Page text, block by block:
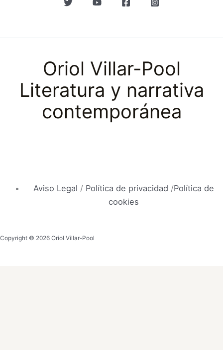
Oriol Villar-Pool
Literatura y narrativa
contemporánea
Aviso Legal / Política de privacidad /Política de
cookies
Copyright © 2026 Oriol Villar-Pool